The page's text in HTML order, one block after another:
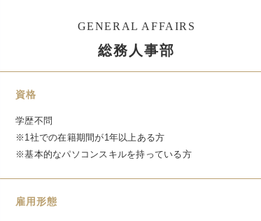
GENERAL AFFAIRS
総務人事部
資格
学歴不問
※1社での在籍期間が1年以上ある方
※基本的なパソコンスキルを持っている方
雇用形態